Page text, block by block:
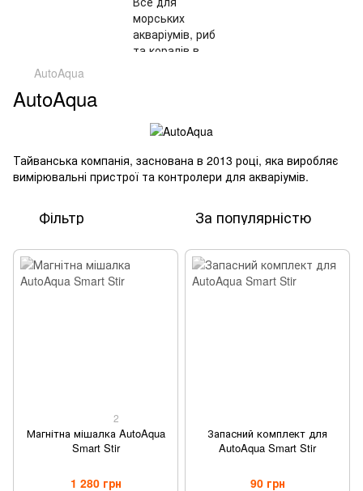
AutoAqua
AutoAqua
Тайванська компанія, заснована в 2013 році, яка виробляє
вимірювальні пристрої та контролери для акваріумів.
Фільтр За популярністю
2
Магнітна мішалка AutoAqua
Smart Stir
1 280 грн
Запасний комплект для
AutoAqua Smart Stir
90 грн